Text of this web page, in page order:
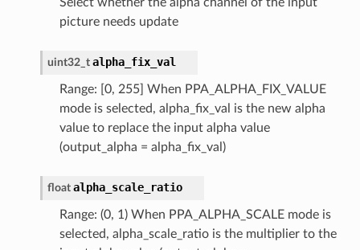
picture needs update
uint32_t alpha_fix_val
Range: [0, 255] When PPA_ALPHA_FIX_VALUE
mode is selected, alpha_fix_val is the new alpha
value to replace the input alpha value
(output_alpha = alpha_fix_val)
float alpha_scale_ratio
Range: (0, 1) When PPA_ALPHA_SCALE mode is
selected, alpha_scale_ratio is the multiplier to the